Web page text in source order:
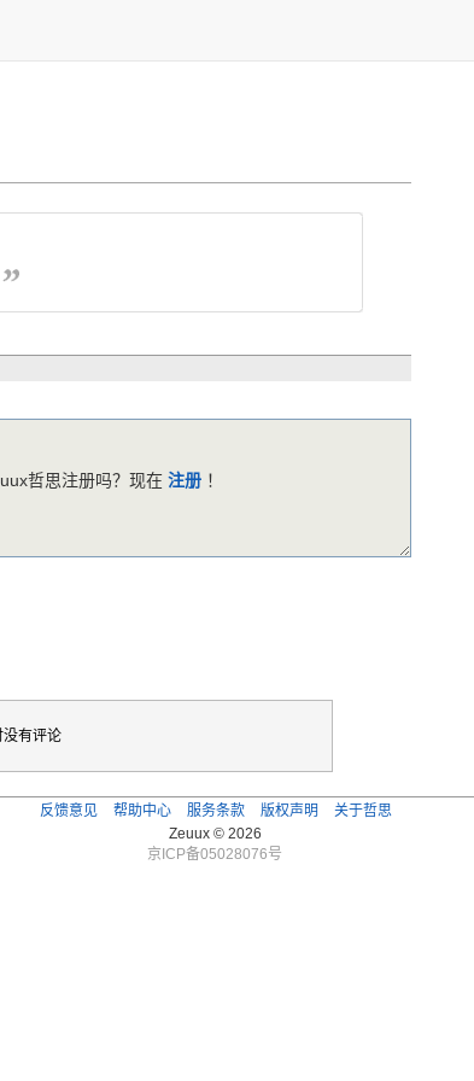
哲思注册吗？现在注册 ！
没有评论
反馈意见 帮助中心 服务条款 版权声明
关于哲思
Zeuux © 2026
京ICP备05028076号